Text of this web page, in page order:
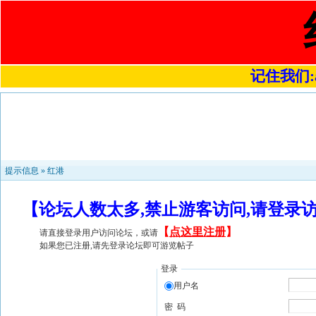
记住我们
提示信息 » 红港
【论坛人数太多,禁止游客访问,请登
请直接登录用户访问论坛，或请 【 点这里注册】
如果您已注册,请先登录论坛即可游览帖子
登录
用户名
密 码